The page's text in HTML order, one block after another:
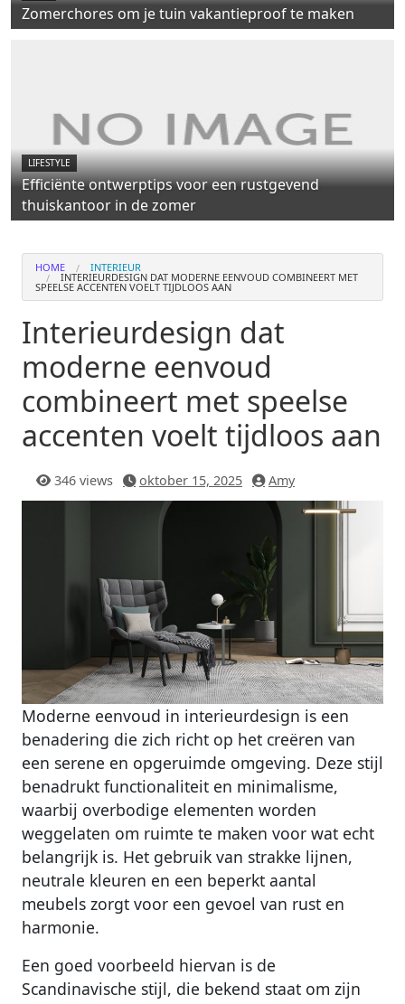
Zomerchores om je tuin vakantieproof te maken
LIFESTYLE
Efficiënte ontwerptips voor een rustgevend
thuiskantoor in de zomer
HOME INTERIEUR
INTERIEURDESIGN DAT MODERNE EENVOUD COMBINEERT MET
SPEELSE ACCENTEN VOELT TIJDLOOS AAN
Interieurdesign dat
moderne eenvoud
combineert met speelse
accenten voelt tijdloos aan
346 views oktober 15, 2025 Amy
Moderne eenvoud in interieurdesign is een
benadering die zich richt op het creëren van
een serene en opgeruimde omgeving. Deze stijl
benadrukt functionaliteit en minimalisme,
waarbij overbodige elementen worden
weggelaten om ruimte te maken voor wat echt
belangrijk is. Het gebruik van strakke lijnen,
neutrale kleuren en een beperkt aantal
meubels zorgt voor een gevoel van rust en
harmonie.
Een goed voorbeeld hiervan is de
Scandinavische stijl, die bekend staat om zijn